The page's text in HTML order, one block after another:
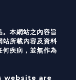
。本網站之內容旨
站所載內容及資料
何疾病，並無作為
website are